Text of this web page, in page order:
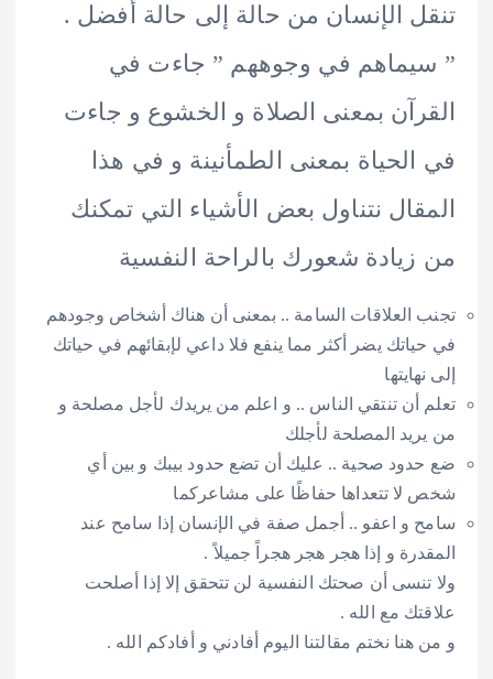
تنقل الإنسان من حالة إلى حالة أفضل .
” سيماهم في وجوههم ” جاءت في
القرآن بمعنى الصلاة و الخشوع و جاءت
في الحياة بمعنى الطمأنينة و في هذا
المقال نتناول بعض الأشياء التي تمكنك
من زيادة شعورك بالراحة النفسية
تجنب العلاقات السامة .. بمعنى أن هناك أشخاص وجودهم
في حياتك يضر أكثر مما ينفع فلا داعي لإبقائهم في حياتك
إلى نهايتها
تعلم أن تنتقي الناس .. و اعلم من يريدك لأجل مصلحة و
من يريد المصلحة لأجلك
ضع حدود صحية .. عليك أن تضع حدود بيبك و بين أي
شخص لا تتعداها حفاظًا على مشاعركما
سامح و اعفو .. أجمل صفة في الإنسان إذا سامح عند
المقدرة و إذا هجر هجر هجراً جميلاً .
ولا تنسى أن صحتك النفسية لن تتحقق إلا إذا أصلحت
علاقتك مع الله .
و من هنا نختم مقالتنا اليوم أفادني و أفادكم الله .